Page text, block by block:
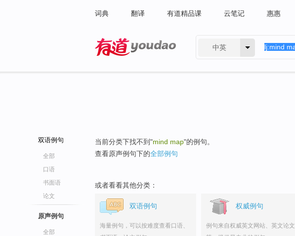
词典 翻译 有道精品课 云笔记 惠惠
中英
双语例句
全部
口语
书面语
论文
原声例句
全部
当前分类下找不到"mind map"的例句。
查看原声例句下的全部例句
或者看看其他分类：
双语例句
海量例句，可以按难度查看口语、
权威例句
例句来自权威英文网站、英文论文